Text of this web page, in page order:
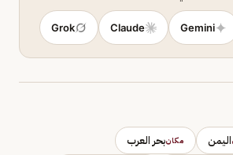
Gemini
Claude
Grok
اليمن مكانبحر العرب